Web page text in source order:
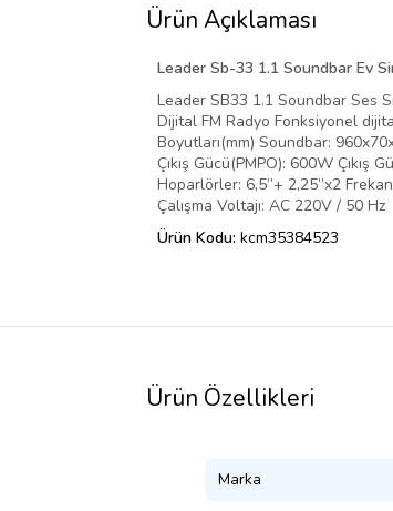
Ürün Açıklaması
Leader Sb-33 1.1 Soundbar Ev
Leader SB33 1.1 Soundbar Ses
Dijital FM Radyo Fonksiyonel
Boyutları(mm) Soundbar:
Çıkış Gücü(PMPO): 600W Çıkış
Hoparlörler: 6,5”+ 2,25”x2
Çalışma Voltajı: AC 220V / 50 Hz
Ürün Kodu: kcm35384523
Ürün Özellikleri
Marka